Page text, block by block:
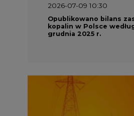
2026-07-09 10:30
Opublikowano bilans
kopalin w Polsce
grudnia 2025 r.